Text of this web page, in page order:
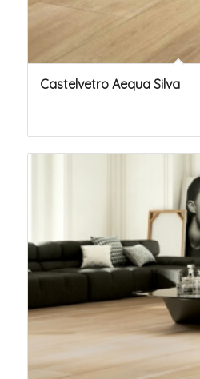
Castelvetro Aequa Silva